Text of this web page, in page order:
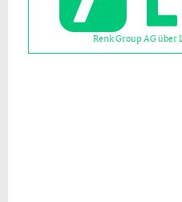
Renk Group AG über